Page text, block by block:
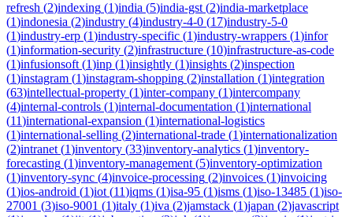
refresh (2)indexing (1)india (5)india-gst (2)india-marketplace
(1)indonesia (2)industry (4)industry-4-0 (17)industry-5-0
(1)industry-erp (1)industry-specific (1)industry-wrappers (1)infor
(1)information-security (2)infrastructure (10)infrastructure-as-code
(1)infusionsoft (1)inp (1)insightly (1)insights (2)inspection
(1)instagram (1)instagram-shopping (2)installation (1)integration
(63)intellectual-property (1)inter-company (1)intercompany
(4)internal-controls (1)internal-documentation (1)international
(11)international-expansion (1)international-logistics
(1)international-selling (2)international-trade (1)internationalization
(2)intranet (1)inventory (33)inventory-analytics (1)inventory-
forecasting (1)inventory-management (5)inventory-optimization
(1)inventory-sync (4)invoice-processing (2)invoices (1)invoicing
(1)ios-android (1)iot (11)iqms (1)isa-95 (1)isms (1)iso-13485 (1)iso-
27001 (3)iso-9001 (1)italy (1)iva (2)jamstack (1)japan (2)javascript